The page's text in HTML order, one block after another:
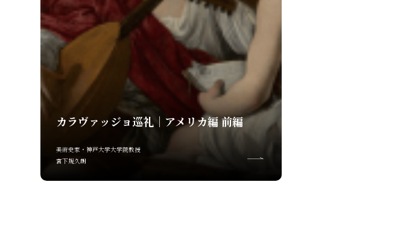
カラヴァッジョ巡礼｜アメリカ編 前編
美術史家・神戸大学大学院教授
宮下規久朗